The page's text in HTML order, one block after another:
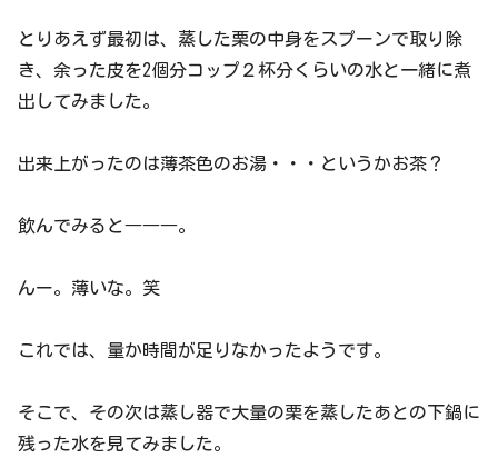
とりあえず最初は、蒸した栗の中身をスプーンで取り除
き、余った皮を2個分コップ２杯分くらいの水と一緒に煮
出してみました。
出来上がったのは薄茶色のお湯・・・というかお茶？
飲んでみると―――。
んー。薄いな。笑
これでは、量か時間が足りなかったようです。
そこで、その次は蒸し器で大量の栗を蒸したあとの下鍋に
残った水を見てみました。